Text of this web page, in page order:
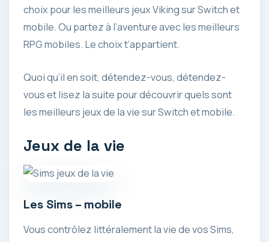
choix pour les meilleurs jeux Viking sur Switch et
mobile. Ou partez à l’aventure avec les meilleurs
RPG mobiles. Le choix t’appartient.
Quoi qu’il en soit, détendez-vous, détendez-
vous et lisez la suite pour découvrir quels sont
les meilleurs jeux de la vie sur Switch et mobile.
Jeux de la vie
Les Sims – mobile
Vous contrôlez littéralement la vie de vos Sims,